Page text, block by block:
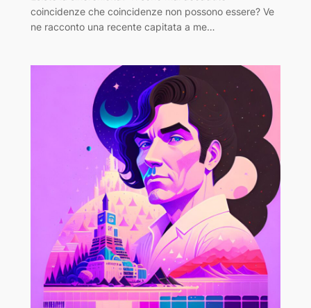
coincidenze che coincidenze non possono essere? Ve
ne racconto una recente capitata a me…